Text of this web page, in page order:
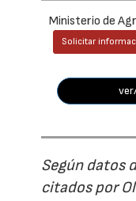
Ministerio de
Solicitar
Según datos
citados por